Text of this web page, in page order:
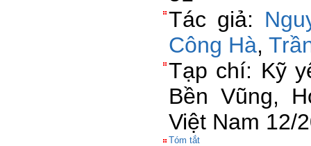
Tác giả:
Công Hà,
Tạp chí: Kỹ
Bền Vũng,
Việt Nam 12/
Tóm tắt